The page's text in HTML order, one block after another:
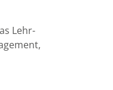
Lehr-